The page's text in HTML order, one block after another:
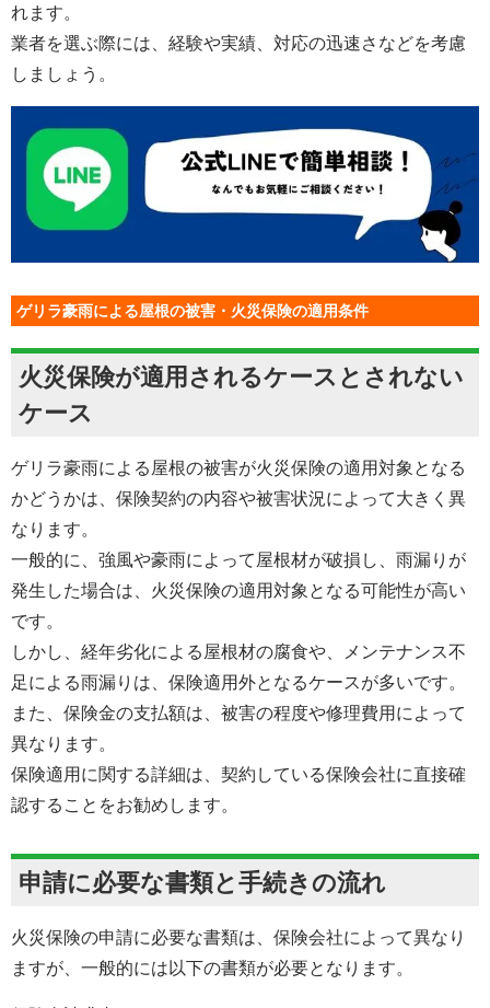
れます。
業者を選ぶ際には、経験や実績、対応の迅速さなどを考慮
しましょう。
ゲリラ豪雨による屋根の被害・火災保険の適用条件
火災保険が適用されるケースとされない
ケース
ゲリラ豪雨による屋根の被害が火災保険の適用対象となる
かどうかは、保険契約の内容や被害状況によって大きく異
なります。
一般的に、強風や豪雨によって屋根材が破損し、雨漏りが
発生した場合は、火災保険の適用対象となる可能性が高い
です。
しかし、経年劣化による屋根材の腐食や、メンテナンス不
足による雨漏りは、保険適用外となるケースが多いです。
また、保険金の支払額は、被害の程度や修理費用によって
異なります。
保険適用に関する詳細は、契約している保険会社に直接確
認することをお勧めします。
申請に必要な書類と手続きの流れ
火災保険の申請に必要な書類は、保険会社によって異なり
ますが、一般的には以下の書類が必要となります。